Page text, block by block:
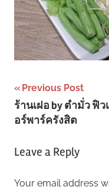
Post
navigation
Previous Post
ร้านเฝอ by ตำมั่ว ฟิว
อร์พาร์ครังสิต
Leave a Reply
Your email address